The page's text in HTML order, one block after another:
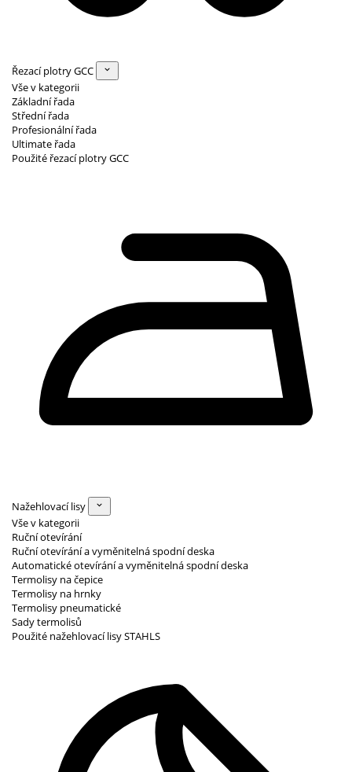
Řezací plotry GCC
Vše v kategorii
Základní řada
Střední řada
Profesionální řada
Ultimate řada
Použité řezací plotry GCC
Nažehlovací lisy
Vše v kategorii
Ruční otevírání
Ruční otevírání a vyměnitelná spodní deska
Automatické otevírání a vyměnitelná spodní deska
Termolisy na čepice
Termolisy na hrnky
Termolisy pneumatické
Sady termolisů
Použité nažehlovací lisy STAHLS